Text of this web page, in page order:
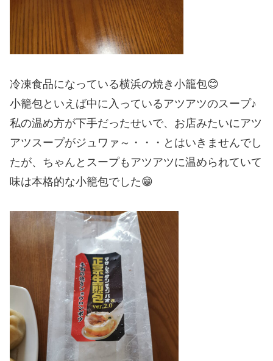
冷凍食品になっている横浜の焼き小籠包😊
小籠包といえば中に入っているアツアツのスープ♪
私の温め方が下手だったせいで、お店みたいにアツ
アツスープがジュワァ～・・・とはいきませんでし
たが、ちゃんとスープもアツアツに温められていて
味は本格的な小籠包でした😁